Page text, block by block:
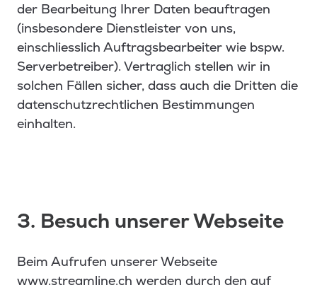
der Bearbeitung Ihrer Daten beauftragen
(insbesondere Dienstleister von uns,
einschliesslich Auftragsbearbeiter wie bspw.
Serverbetreiber). Vertraglich stellen wir in
solchen Fällen sicher, dass auch die Dritten die
datenschutzrechtlichen Bestimmungen
einhalten.
3. Besuch unserer Webseite
Beim Aufrufen unserer Webseite
www.streamline.ch werden durch den auf